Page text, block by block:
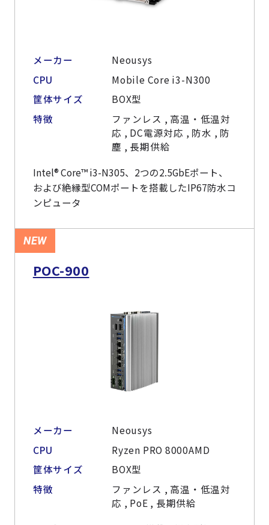
メーカー
Neousys
CPU
Mobile Core i3-N300
筐体サイズ
BOX型
特徴
ファンレス , 高温・低温対
応 , DC電源対応 , 防水 , 防
塵 , 長期供給
Intel® Core™ i3-N305、2つの2.5GbEポート、
および絶縁型COMポートを搭載したIP67防水コ
ンピュータ
NEW
POC-900
メーカー
Neousys
CPU
Ryzen PRO 8000AMD
筐体サイズ
BOX型
特徴
ファンレス , 高温・低温対
応 , PoE , 長期供給